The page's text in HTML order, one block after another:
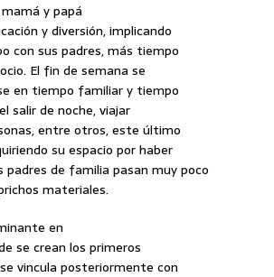
y papá
y diversión, implicando
con sus padres, más tiempo
El fin de semana se
en tiempo familiar y tiempo
salir de noche, viajar
entre otros, este último
su espacio por haber
de familia pasan muy poco
materiales.
en
se crean los primeros
vincula posteriormente con